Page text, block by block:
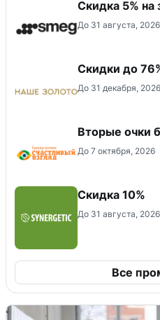
Скидка 5% на
До 31 августа, 2026
Скидки до
До 31 декабря, 2026
Вторые очки
До 7 октября, 2026
Скидка 10%
До 31 августа, 2026
Все